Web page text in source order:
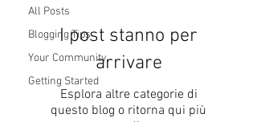
All Posts
Blogging Tips
Your Community
Getting Started
I post stanno per
arrivare
Esplora altre categorie di
questo blog o ritorna qui più